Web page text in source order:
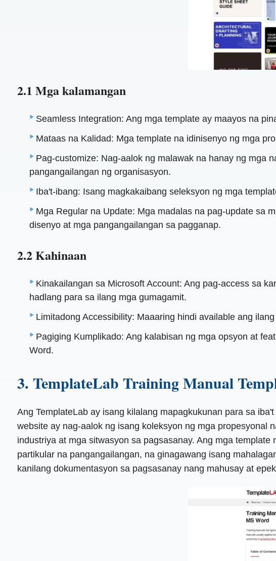
2.1 Mga kalamangan
Seamless Integration: Ang mga template ay maayos na
Mataas na Kalidad: Mga template na idinisenyo ng mga
Pag-customize: Nag-aalok ng malawak na hanay ng mga
pangangailangan ng organisasyon.
Iba't-ibang: Isang magkakaibang seleksyon ng mga
Mga Regular na Update: Mga madalas na pag-update sa
disenyo at mga pangangailangan sa pagganap.
2.2 Kahinaan
Kinakailangan sa Microsoft Account: Ang pag-access sa
hadlang para sa ilang mga gumagamit.
Limitadong Accessibility: Maaaring hindi available ang
Pagiging Kumplikado: Ang kalabisan ng mga opsyon at
Word.
3. TemplateLab Training Manual
Ang TemplateLab ay isang kilalang mapagkukunan para sa
website ay nag-aalok ng isang koleksyon ng mga propesyonal
industriya at mga sitwasyon sa pagsasanay. Ang mga
partikular na pangangailangan, na ginagawang isang
kanilang dokumentasyon sa pagsasanay nang mahusay at